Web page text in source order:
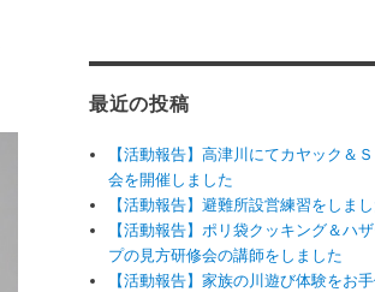
最近の投稿
【活動報告】高津川にてカヤック＆
会を開催しました
【活動報告】避難所設営練習をしま
【活動報告】ポリ袋クッキング＆ハ
プの見方研修会の講師をしました
【活動報告】家族の川遊び体験をお